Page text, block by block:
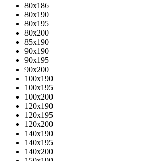
80х186
80x190
80x195
80x200
85х190
90x190
90x195
90x200
100x190
100x195
100x200
120x190
120x195
120x200
140x190
140x195
140x200